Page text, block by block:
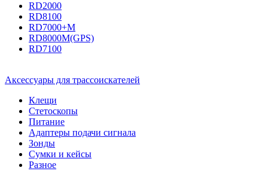
RD2000
RD8100
RD7000+M
RD8000M(GPS)
RD7100
Аксессуары для трассоискателей
Клещи
Стетоскопы
Питание
Адаптеры подачи сигнала
Зонды
Сумки и кейсы
Разное